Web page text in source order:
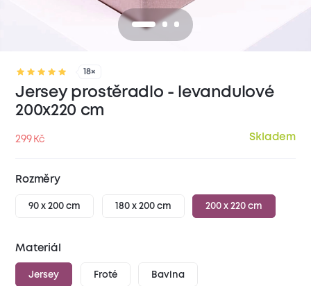
18×
Jersey prostěradlo - levandulové
200x220 cm
299 Kč Skladem
Rozměry
90 x 200 cm 180 x 200 cm 200 x 220 cm
Materiál
Jersey Froté Bavlna